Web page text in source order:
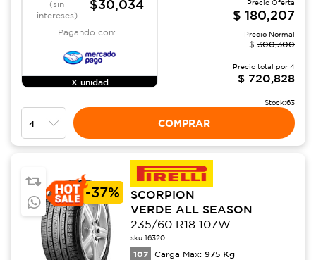
(sin
intereses)
$30,034
Pagando con:
X unidad
Precio Oferta
$ 180,207
Precio Normal
$ 300,300
Precio total por 4
$ 720,828
Stock:63
COMPRAR
-37%
SCORPION
VERDE ALL SEASON
235/60 R18 107W
sku:16320
107 Carga Max: 975 Kg